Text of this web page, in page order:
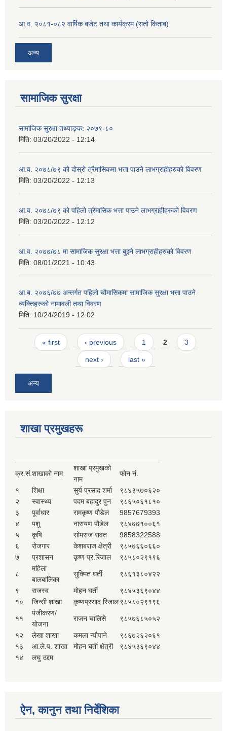
आ.व. २०८१-०८२ वार्षिक बजेट तथा कार्यक्रम (रातो किताब)
अन्य
सामाजिक सुरक्षा
सामाजिक सुरक्षा तथ्याङ्क: २०७९-८०
मिति: 03/20/2022 - 12:14
आ.व. २०७८/७९ को दोस्रो त्रैमासिकमा भत्ता पाउने लाभग्राहीहरुको विवरण
मिति: 03/20/2022 - 12:13
आ.व. २०७८/७९ को पहिलो त्रैमासिक भत्ता पाउने लाभग्राहीहरुको विवरण
मिति: 03/20/2022 - 12:12
आ.व. २०७७/७८ मा सामाजिक सुरक्षा भत्ता बुझ्ने लाभग्राहीहरुको विवरण
मिति: 08/01/2021 - 10:43
आ.ब. २०७६/७७ अन्तर्गत पहिलो चौमासिकमा सामाजिक सुरक्षा भत्ता पाउने
व्यक्तिहरुको नामावली तथा विवरण
मिति: 10/24/2019 - 12:02
Pages
« first ‹ previous 1 2 3
next › last »
अन्य
शाखा प्रमुखहरू
क्र.सं.शाखाको नाम
शाखा प्रमुखको
नाम
फोन नं.
१ शिक्षा सुर्य प्रसाद शर्मा
९८४३५७०६२०
२
स्वास्थ्य पदम बहादुर पुन
९८६५०६१८१०
३
पूर्वाधार रामकृष्ण पौडेल
9857679393
४
पशु नारायण पौडेल
९८४७७१००६१
५
कृषि सोमराज रावत
9858322588
६
रोजगार केशबराज क्षेत्री
९८५७६६०६६०
७
प्रशासन कृष्ण प्र.रिजाल ९८५८०२९१९६
८
महिला
बालबालिका
सुक्मित घर्ती ९८६१३८०४२२
९ राजस्व मोहन घर्ती
९८४५३६९०४४
१०
जिन्सी शाखा कृष्णप्रसाद रिजाल९८५८०२९१९६
११
पंजीकरण/
योजना
राजन चालिसे ९८५७६८५०५२
१२ लेखा शाखा कमला न्यौपाने
९८६७२६२०६१
१३
आ.ले.प. शाखा मोहन घर्ती क्षेत्री
९८४५३६९०४४
१४
लघु उद्दम
ऐन, कानुन तथा निर्देशिका